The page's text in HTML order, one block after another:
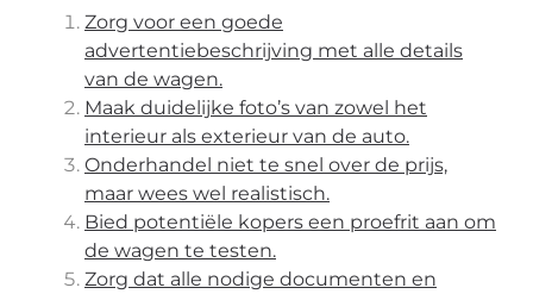
Zorg voor een goede
advertentiebeschrijving met alle details
van de wagen.
Maak duidelijke foto’s van zowel het
interieur als exterieur van de auto.
Onderhandel niet te snel over de prijs,
maar wees wel realistisch.
Bied potentiële kopers een proefrit aan om
de wagen te testen.
Zorg dat alle nodige documenten en